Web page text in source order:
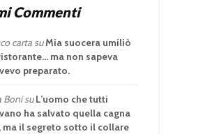
Commenti
cartasuMia suocera umiliò
ma non sapeva
preparato.
BonisuL’uomo che tutti
ha salvato quella cagna
ma il segreto sotto il collare